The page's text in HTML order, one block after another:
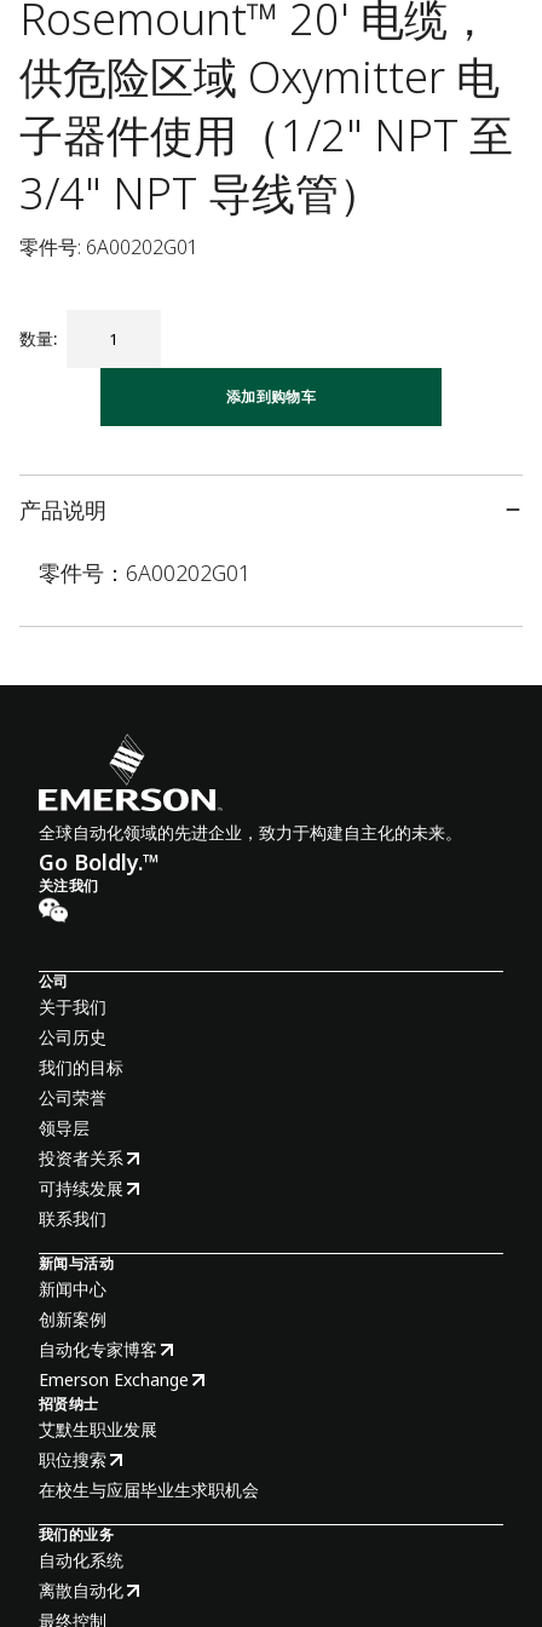
Rosemount™ 20' 电缆，
供危险区域 Oxymitter 电
子器件使用（1/2" NPT 至
3/4" NPT 导线管）
零件号: 6A00202G01
数量:
添加到购物车
产品说明
零件号：6A00202G01
全球自动化领域的先进企业，致力于构建自主化的未来。
Go Boldly.™
关注我们
公司
关于我们
公司历史
我们的目标
公司荣誉
领导层
投资者关系
可持续发展
联系我们
新闻与活动
新闻中心
创新案例
自动化专家博客
Emerson Exchange
招贤纳士
艾默生职业发展
职位搜索
在校生与应届毕业生求职机会
我们的业务
自动化系统
离散自动化
最终控制